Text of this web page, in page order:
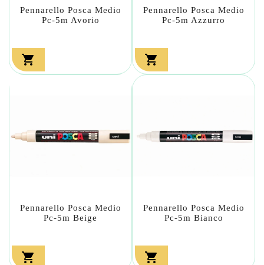
Pennarello Posca Medio
Pc-5m Avorio

Pennarello Posca Medio
Pc-5m Azzurro

Pennarello Posca Medio
Pc-5m Beige

Pennarello Posca Medio
Pc-5m Bianco
